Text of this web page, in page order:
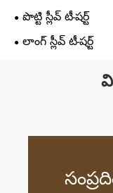
పొట్టి స్లీవ్ టీ-షర్ట్
లాంగ్ స్లీవ్ టీ-షర్ట్